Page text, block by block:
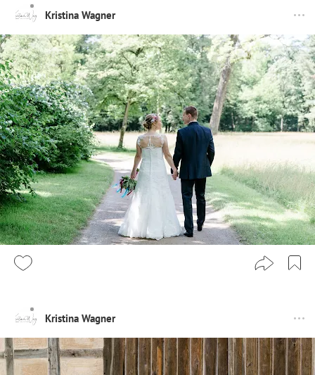
Kristina Wagner
Kristina Wagner